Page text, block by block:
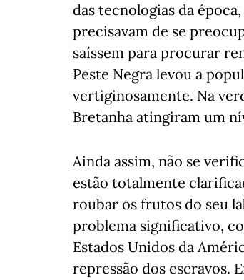
das tecnologias da
precisavam de se
saíssem para procurar
Peste Negra levou a
vertiginosamente. Na
Bretanha atingiram um
Ainda assim, não se
estão totalmente
roubar os frutos do seu
problema significativo,
Estados Unidos da
repressão dos escravos.